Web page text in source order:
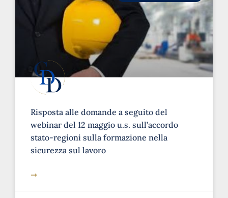
Risposta alle domande a seguito del
webinar del 12 maggio u.s. sull’accordo
stato-regioni sulla formazione nella
sicurezza sul lavoro
➞